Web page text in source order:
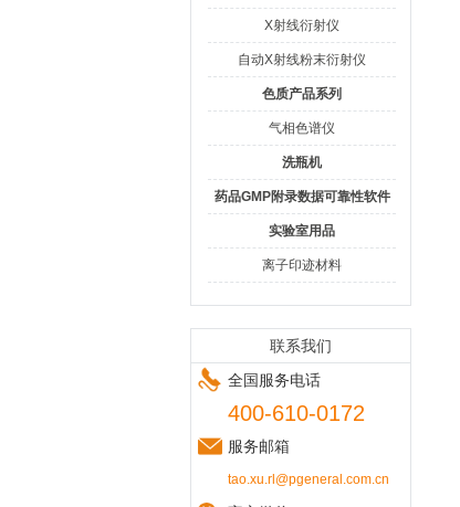
X射线衍射仪
自动X射线粉末衍射仪
色质产品系列
气相色谱仪
洗瓶机
药品GMP附录数据可靠性软件
实验室用品
离子印迹材料
联系我们
全国服务电话
400-610-0172
服务邮箱
tao.xu.rl@pgeneral.com.cn